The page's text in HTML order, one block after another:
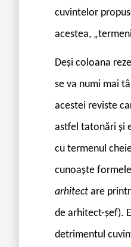
cuvintelor
acestea,
Deși coloana
se va numi mai
acestei reviste
astfel tatonări și
cu termenul
cunoaște formele
arhitect are
de arhitect-șef).
detrimentul